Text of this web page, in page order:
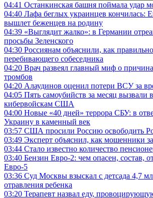
04:41 Останкинская башня поймала удар
04:40 Лафа беглых украинцев кончилась:
вышлет беженцев на родину
04:39 «Выглядит жалко»: в Германии
просьбы Зеленского
04:30 Россиянам объяснили, как
перебивающего собеседника
04:20 Врач развеял главный миф о
тромбов
04:20 Алаудинов оценил потери ВСУ за
04:05 Пять самоубийств за месяц вызвали
кибервойскам США
04:00 Новые «40 дней» террора СБУ: в
Украину в каменный век
03:57 США просили Россию освободить
03:49 Эксперт объяснил, как мошенники
03:44 Стало известно количество
03:40 Бензин Евро-2: чем опасен, состав,
Евро-5
03:36 Суд Москвы взыскал с детсада 4,7
отравления ребенка
03:20 Терапевт назвал еду,